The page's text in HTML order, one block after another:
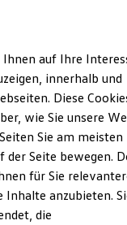
auf Ihre
innerhalb und
Diese
wie Sie unsere
Sie am meisten
der Seite bewegen.
für Sie
Inhalte anzubieten.
die